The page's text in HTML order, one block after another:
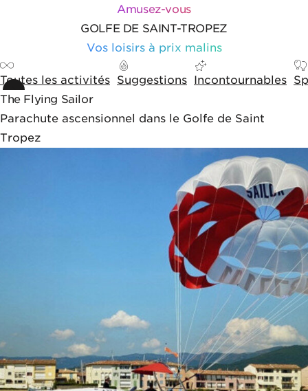
Panneau de gestion des cookies
Aller aux outils de navigation
Amusez-vous
GOLFE DE SAINT-TROPEZ
Vos loisirs à prix malins
Toutes les activités Suggestions Incontournables
The Flying Sailor
Parachute ascensionnel dans le Golfe de Saint
Tropez